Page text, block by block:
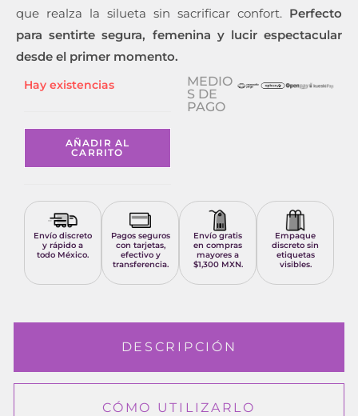
que realza la silueta sin sacrificar confort. Perfecto
para sentirte segura, femenina y lucir espectacular
desde el primer momento.
Hay existencias
AÑADIR AL
CARRITO
MEDIO
S DE
PAGO
Envío discreto
y rápido a
todo México.
Pagos seguros
con tarjetas,
efectivo y
transferencia.
Envío gratis
en compras
mayores a
$1,300 MXN.
Empaque
discreto sin
etiquetas
visibles.
DESCRIPCIÓN
CÓMO UTILIZARLO